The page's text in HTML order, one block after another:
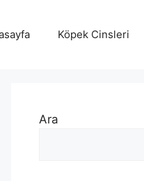
Köpek Cinsleri
Ara